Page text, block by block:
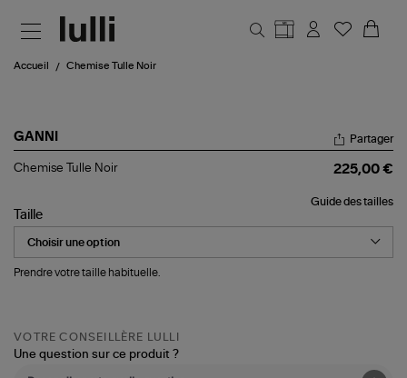
Accueil Chemise Tulle Noir
GANNI
Chemise
Partager
Chemise Tulle Noir 225,00 €
Guide des tailles
Taille
Prendre votre taille habituelle.
VOTRE CONSEILLÈRE LULLI
Une question sur ce produit ?